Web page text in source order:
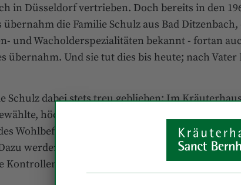
in Düsseldorf vertrieben. Doch bereits in den
übernahm die Familie Schulz aus Bad
und Wacholderspezialitäten bekannt - fortan
übernahm. Und sie tut dies bis heute; nach
Schulz dabei stets treu geblieben: Im
höchstmöglich dosierte Essenzen,
Wohlbefindens, der Gesundheit und natürlichen
werden, wann immer möglich, pflanzliche
Kontrollen garantieren zudem höchste Qualität -